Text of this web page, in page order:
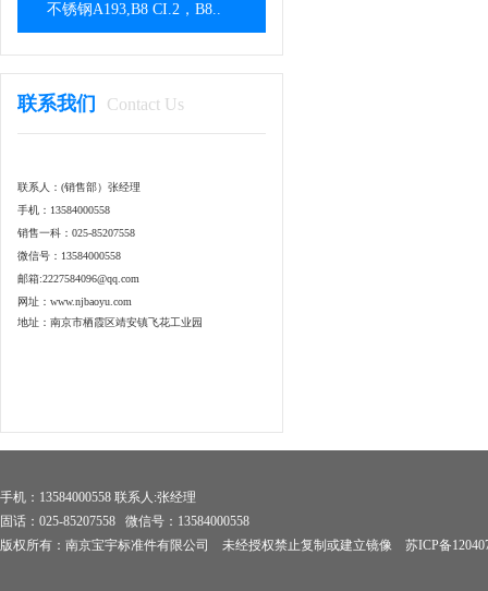
不锈钢A193,B8 CI.2，B8..
联系我们 Contact Us
联系人：(销售部）张经理
手机：13584000558
销售一科：025-85207558
微信号：13584000558
邮箱:2227584096@qq.com
网址：www.njbaoyu.com
地址：南京市栖霞区靖安镇飞花工业园
手机：13584000558 联系人:张经理
固话：025-85207558 微信号：13584000558
版权所有：南京宝宇标准件有限公司 未经授权禁止复制或建立镜像 苏ICP备